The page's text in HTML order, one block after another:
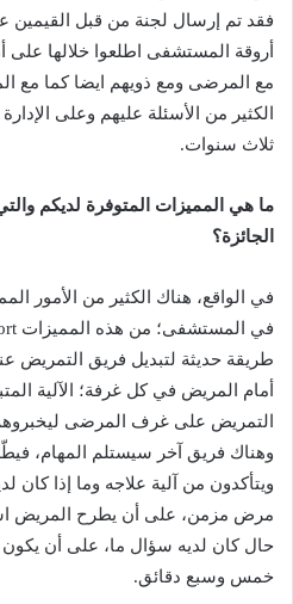
فقد تم إرسال لجنة من قبل القيمين
أروقة
المستشفى اطلعوا خلالها على
مع
المرضى ومع ذويهم ايضا كما مع
الكثير من الأسئلة عليهم وعلى الإدارة
ثلاث سنوات.
ما هي المميزات المتوفرة لديكم
الجائزة؟
في الواقع، هناك الكثير من الأمور
في
المستشفى؛ من هذه المميزات
طريقة حديثة لتبديل فريق التمريض
أمام
المريض في كل غرفة؛ الآلية
التمريض على غرف المرضى
وهناك فريق آخر سيستلم المهام،
ويتأكدون من آلية علاجه وما إذا كان
مرض مزمن، على أن يطرح المريض
حال كان لديه سؤال ما، على أن يكون
خمس وسبع دقائق.